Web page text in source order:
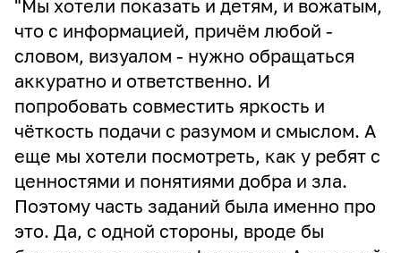
"Мы хотели показать и детям, и вожатым,
что с информацией, причём любой -
словом, визуалом - нужно обращаться
аккуратно и ответственно. И
попробовать совместить яркость и
чёткость подачи с разумом и смыслом. А
еще мы хотели посмотреть, как у ребят с
ценностями и понятиями добра и зла.
Поэтому часть заданий была именно про
это. Да, с одной стороны, вроде бы